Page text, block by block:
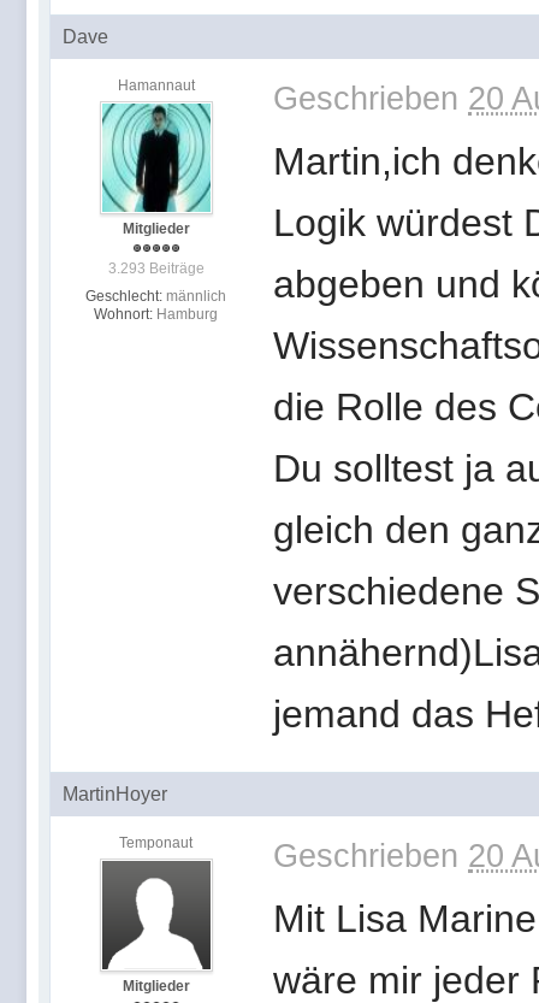
Dave
Hamannaut
Mitglieder
3.293 Beiträge
Geschlecht: männlich
Wohnort: Hamburg
Geschrieben 20
Martin,ich
Logik würdest
abgeben und
die Rolle des
Du solltest ja
gleich den
verschiedene
jemand das
MartinHoyer
Temponaut
Mitglieder
Geschrieben 20
Mit Lisa
wäre mir jeder